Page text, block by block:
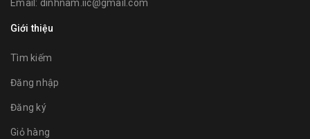
Email: dinhnam.iic@gmail.com
Giới thiệu
Tìm kiếm
Đăng nhập
Đăng ký
Giỏ hàng